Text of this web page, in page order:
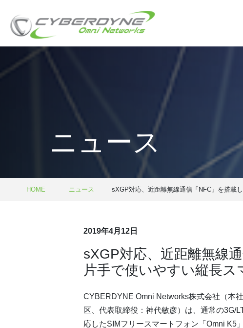
ニュース
HOME ニュース sXGP対応、近距離無線通信「NFC」を搭載
2019年4月12日
sXGP対応、近距離無線
片手で使いやすい縦長
CYBERDYNE Omni Networks株式会社（本
区、代表取締役：神代敏彦）は、通常の3G/
応したSIMフリースマートフォン「Omni K5